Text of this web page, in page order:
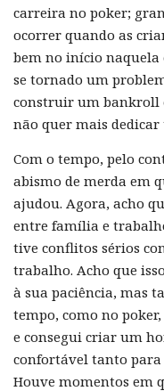
carreira no poker;
ocorrer quando as
bem no início naquela
se tornado um
construir um bankroll
não quer mais
Com o tempo, pelo
abismo de merda em
ajudou. Agora, acho
entre família e
tive conflitos sérios
trabalho. Acho que
à sua paciência, mas
tempo, como no
e consegui criar um
confortável tanto
Houve momentos em